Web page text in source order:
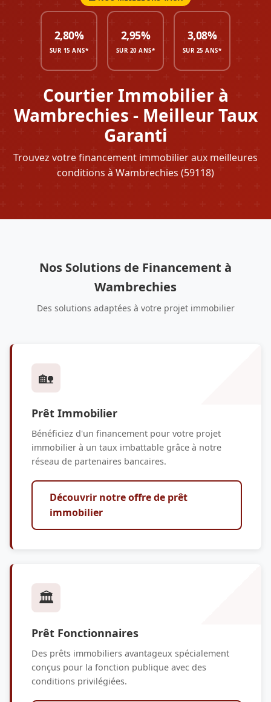
Courtier Immobilier à
Wambrechies - Meilleur Taux
Garanti
Trouvez votre financement immobilier aux meilleures
conditions à Wambrechies (59118)
2,80%
SUR 15 ANS*
2,95%
SUR 20 ANS*
3,08%
SUR 25 ANS*
Nos Solutions de Financement à
Wambrechies
Des solutions adaptées à votre projet immobilier
🏡
Prêt Immobilier
Bénéficiez d'un financement pour votre projet
immobilier à un taux imbattable grâce à notre
réseau de partenaires bancaires.
Découvrir notre offre de prêt
immobilier
🏛️
Prêt Fonctionnaires
Des prêts immobiliers avantageux spécialement
conçus pour la fonction publique avec des
conditions privilégiées.